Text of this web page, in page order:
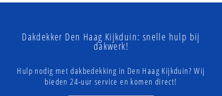
Dakdekker Den Haag Kijkduin: snelle hulp bij
dakwerk!
Hulp nodig met dakbedekking in Den Haag Kijkduin? Wij
bieden 24-uur service en komen direct!